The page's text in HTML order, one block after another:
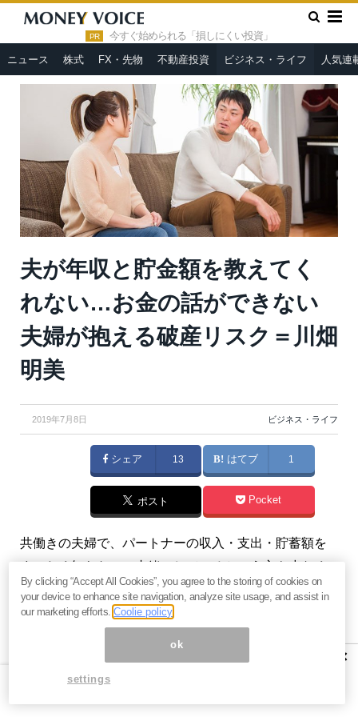
PR 今すぐ始められる「損しにくい投資」
ニュース 株式 FX・先物 不動産投資 ビジネス・ライフ 人気連
HOME » ビジネス・ライフ
夫が年収と貯金額を教えてくれな
い…お金の話ができない夫婦が抱える破産リスク＝川畑明美
夫が年収と貯金額を教えてく
れない…お金の話ができない
夫婦が抱える破産リスク＝川畑
明美
2019年7月8日 ビジネス・ライフ
シェア 13 はてブ 1
ポスト Pocket
共働きの夫婦で、パートナーの収入・支出・貯蓄額を
まったく知らない、内緒にしているという方も少なく
ありません。この問題、どう解決したらいいのでしょ
うか？（『教育貧困にならないために
プロフィール：川畑明美（かわばた あけみ）
×
By clicking “Accept All Cookies”, you agree to the storing of cookies on
your device to enhance site navigation, analyze site usage, and assist in
our marketing efforts.Coolie policy
ok
settings